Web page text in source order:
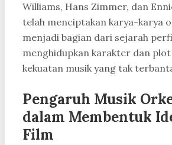
Williams, Hans Zimmer, dan
telah menciptakan karya-karya
menjadi bagian dari sejarah
menghidupkan karakter dan
kekuatan musik yang tak
Pengaruh Musik
dalam Membentuk
Film